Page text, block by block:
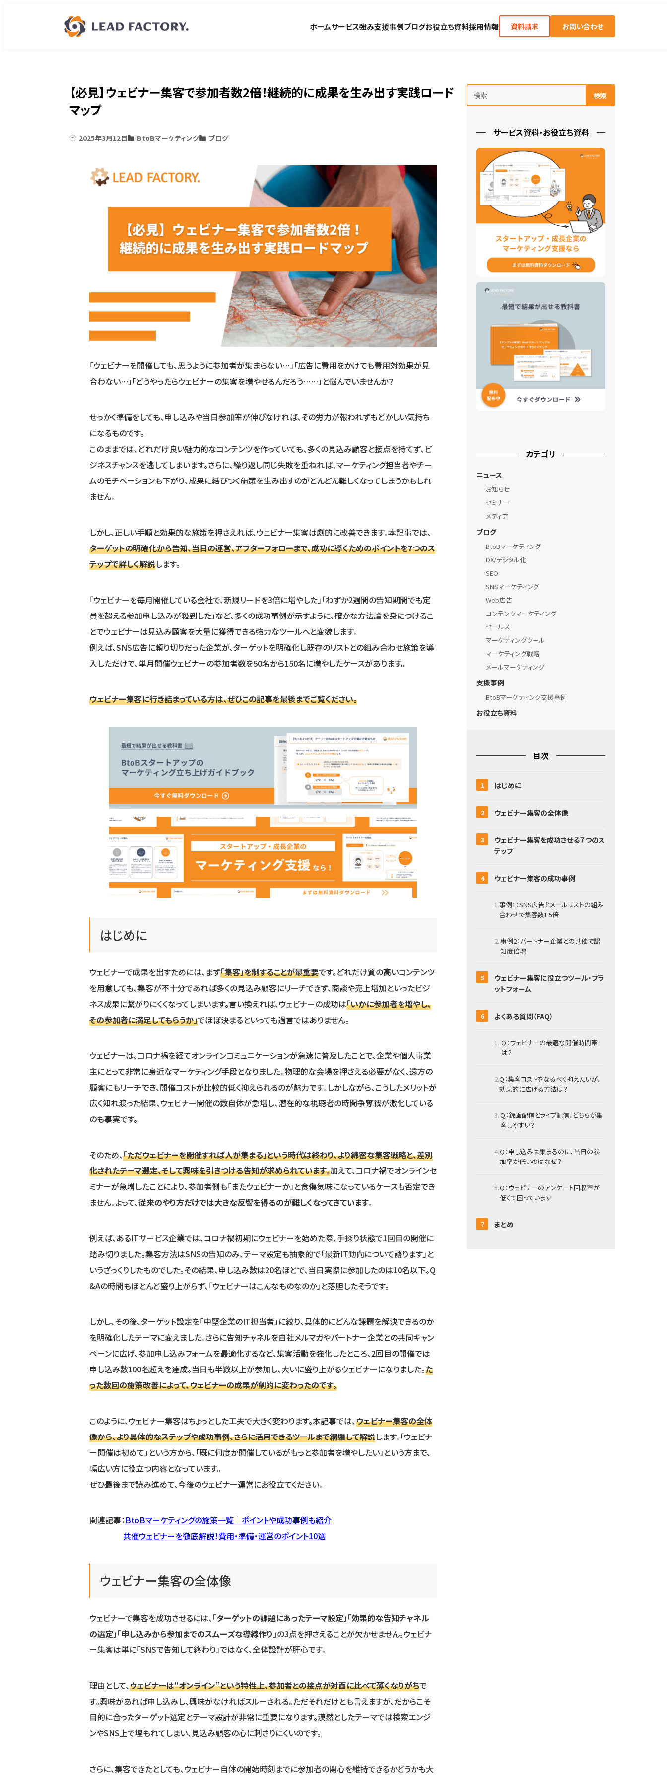
ホームサービス強み支援事例ブログお役立ち資料採用情報 資料請求 お問い合わせ
【必見】ウェビナー集客で参加者数2倍！継続的に成果を生み出す実践ロード
マップ
2025年3月12日 BtoBマーケティング ブログ
「ウェビナーを開催しても、思うように参加者が集まらない…」「広告に費用をかけても費用対効果が見
合わない…」「どうやったらウェビナーの集客を増やせるんだろう……」と悩んでいませんか？
せっかく準備をしても、申し込みや当日参加率が伸びなければ、その労力が報われずもどかしい気持ち
になるものです。
このままでは、どれだけ良い魅力的なコンテンツを作っていても、多くの見込み顧客と接点を持てず、ビ
ジネスチャンスを逃してしまいます。さらに、繰り返し同じ失敗を重ねれば、マーケティング担当者やチー
ムのモチベーションも下がり、成果に結びつく施策を生み出すのがどんどん難しくなってしまうかもしれ
ません。
しかし、正しい手順と効果的な施策を押さえれば、ウェビナー集客は劇的に改善できます。本記事では、
ターゲットの明確化から告知、当日の運営、アフターフォローまで、成功に導くためのポイントを7つのス
テップで詳しく解説します。
「ウェビナーを毎月開催している会社で、新規リードを3倍に増やした」「わずか2週間の告知期間でも定
員を超える参加申し込みが殺到した」など、多くの成功事例が示すように、確かな方法論を身につけるこ
とでウェビナーは見込み顧客を大量に獲得できる強力なツールへと変貌します。
例えば、SNS広告に頼り切りだった企業が、ターゲットを明確化し既存のリストとの組み合わせ施策を導
入しただけで、単月開催ウェビナーの参加者数を50名から150名に増やしたケースがあります。
ウェビナー集客に行き詰まっている方は、ぜひこの記事を最後までご覧ください。
はじめに
ウェビナーで成果を出すためには、まず「集客」を制することが最重要です。どれだけ質の高いコンテンツ
を用意しても、集客が不十分であれば多くの見込み顧客にリーチできず、商談や売上増加といったビジ
ネス成果に繋がりにくくなってしまいます。言い換えれば、ウェビナーの成功は「いかに参加者を増やし、
その参加者に満足してもらうか」でほぼ決まるといっても過言ではありません。
ウェビナーは、コロナ禍を経てオンラインコミュニケーションが急速に普及したことで、企業や個人事業
主にとって非常に身近なマーケティング手段となりました。物理的な会場を押さえる必要がなく、遠方の
顧客にもリーチでき、開催コストが比較的低く抑えられるのが魅力です。しかしながら、こうしたメリットが
広く知れ渡った結果、ウェビナー開催の数自体が急増し、潜在的な視聴者の時間争奪戦が激化している
のも事実です。
そのため、「ただウェビナーを開催すれば人が集まる」という時代は終わり、より綿密な集客戦略と、差別
化されたテーマ選定、そして興味を引きつける告知が求められています。加えて、コロナ禍でオンラインセ
ミナーが急増したことにより、参加者側も「またウェビナーか」と食傷気味になっているケースも否定でき
ません。よって、従来のやり方だけでは大きな反響を得るのが難しくなってきています。
例えば、あるITサービス企業では、コロナ禍初期にウェビナーを始めた際、手探り状態で1回目の開催に
踏み切りました。集客方法はSNSの告知のみ、テーマ設定も抽象的で「最新IT動向について語ります」と
いうざっくりしたものでした。その結果、申し込み数は20名ほどで、当日実際に参加したのは10名以下。Q
&Aの時間もほとんど盛り上がらず、「ウェビナーはこんなものなのか」と落胆したそうです。
しかし、その後、ターゲット設定を「中堅企業のIT担当者」に絞り、具体的にどんな課題を解決できるのか
を明確化したテーマに変えました。さらに告知チャネルを自社メルマガやパートナー企業との共同キャン
ペーンに広げ、参加申し込みフォームを最適化するなど、集客活動を強化したところ、2回目の開催では
申し込み数100名超えを達成。当日も半数以上が参加し、大いに盛り上がるウェビナーになりました。た
った数回の施策改善によって、ウェビナーの成果が劇的に変わったのです。
このように、ウェビナー集客はちょっとした工夫で大きく変わります。本記事では、ウェビナー集客の全体
像から、より具体的なステップや成功事例、さらに活用できるツールまで網羅して解説します。「ウェビナ
ー開催は初めて」という方から、「既に何度か開催しているがもっと参加者を増やしたい」という方まで、
幅広い方に役立つ内容となっています。
ぜひ最後まで読み進めて、今後のウェビナー運営にお役立てください。
関連記事：BtoBマーケティングの施策一覧｜ポイントや成功事例も紹介
共催ウェビナーを徹底解説！費用・準備・運営のポイント10選
ウェビナー集客の全体像
ウェビナーで集客を成功させるには、「ターゲットの課題にあったテーマ設定」「効果的な告知チャネル
の選定」「申し込みから参加までのスムーズな導線作り」の3点を押さえることが欠かせません。ウェビナ
ー集客は単に「SNSで告知して終わり」ではなく、全体設計が肝心です。
理由として、ウェビナーは“オンライン”という特性上、参加者との接点が対面に比べて薄くなりがちで
す。興味があれば申し込みし、興味がなければスルーされる。ただそれだけとも言えますが、だからこそ
目的に合ったターゲット選定とテーマ設計が非常に重要になります。漠然としたテーマでは検索エンジ
ンやSNS上で埋もれてしまい、見込み顧客の心に刺さりにくいのです。
さらに、集客できたとしても、ウェビナー自体の開始時刻までに参加者の関心を維持できるかどうかも大
検索
サービス資料・お役立ち資料
カテゴリ
ニュース
お知らせ
セミナー
メディア
ブログ
BtoBマーケティング
DX/デジタル化
SEO
SNSマーケティング
Web広告
コンテンツマーケティング
セールス
マーケティングツール
マーケティング戦略
メールマーケティング
支援事例
BtoBマーケティング支援事例
お役立ち資料
目次
はじめに
ウェビナー集客の全体像
ウェビナー集客を成功させる７つのス
テップ
ウェビナー集客の成功事例
事例1：SNS広告とメールリストの組み
合わせで集客数1.5倍
事例2：パートナー企業との共催で認
知度倍増
ウェビナー集客に役立つツール・プラ
ットフォーム
よくある質問（FAQ）
Q：ウェビナーの最適な開催時間帯
は？
Q：集客コストをなるべく抑えたいが、
効果的に広げる方法は？
Q：録画配信とライブ配信、どちらが集
客しやすい？
Q：申し込みは集まるのに、当日の参
加率が低いのはなぜ？
Q：ウェビナーのアンケート回収率が
低くて困っています
まとめ